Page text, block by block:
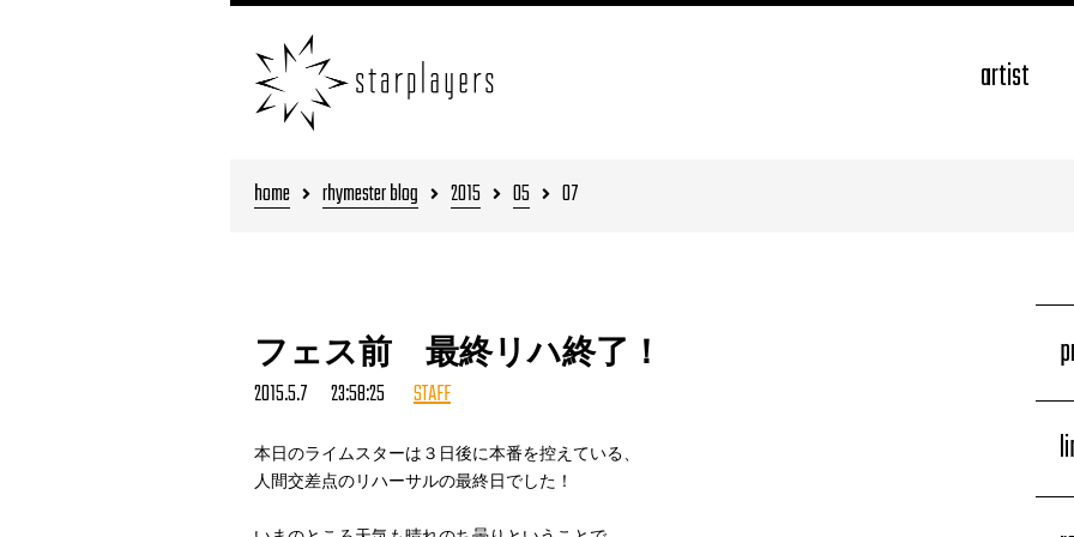
artist
home rhymester blog 2015 05 07
フェス前 最終リハ終了！
2015.5.7 23:58:25 STAFF
本日のライムスターは３日後に本番を控えている、
人間交差点のリハーサルの最終日でした！